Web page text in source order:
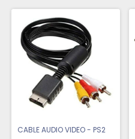
CABLE AUDIO VIDEO - PS2